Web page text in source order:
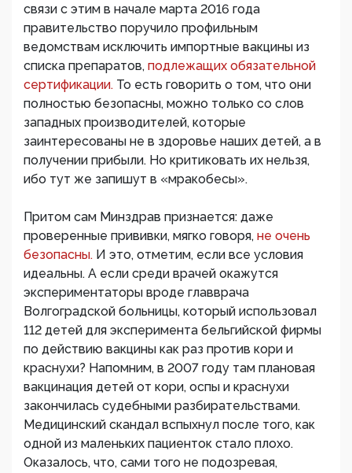
связи с этим в начале марта 2016 года
правительство поручило профильным
ведомствам исключить импортные вакцины из
списка препаратов, подлежащих обязательной
сертификации. То есть говорить о том, что они
полностью безопасны, можно только со слов
западных производителей, которые
заинтересованы не в здоровье наших детей, а в
получении прибыли. Но критиковать их нельзя,
ибо тут же запишут в «мракобесы».
Притом сам Минздрав признается: даже
проверенные прививки, мягко говоря, не очень
безопасны. И это, отметим, если все условия
идеальны. А если среди врачей окажутся
экспериментаторы вроде главврача
Волгоградской больницы, который использовал
112 детей для эксперимента бельгийской фирмы
по действию вакцины как раз против кори и
краснухи? Напомним, в 2007 году там плановая
вакцинация детей от кори, оспы и краснухи
закончилась судебными разбирательствами.
Медицинский скандал вспыхнул после того, как
одной из маленьких пациенток стало плохо.
Оказалось, что, сами того не подозревая,